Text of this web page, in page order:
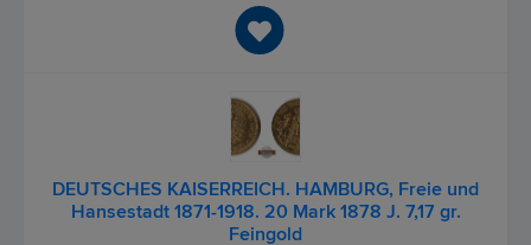
DEUTSCHES KAISERREICH. HAMBURG, Freie und
Hansestadt 1871-1918. 20 Mark 1878 J. 7,17 gr.
Feingold